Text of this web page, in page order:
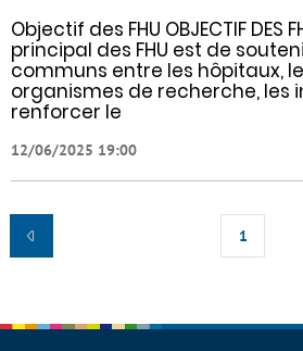
Objectif des FHU OBJECTIF DES
principal des FHU est de
communs entre les hôpitaux,
organismes de recherche, les
renforcer le
12/06/2025 19:00
1